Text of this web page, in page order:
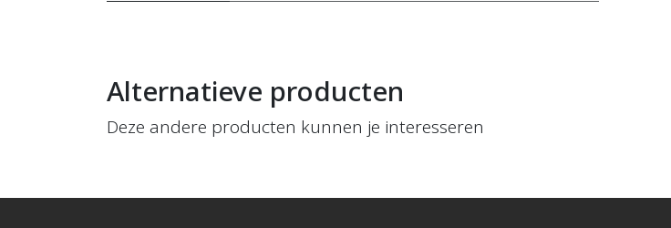
Alternatieve producten
Deze andere producten kunnen je interesseren